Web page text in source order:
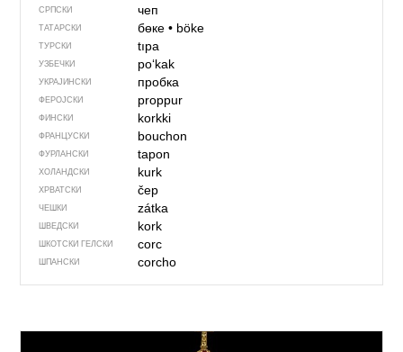
СРПСКИ чеп
ТАТАРСКИ бөке• böke
ТУРСКИ tıpa
УЗБЕЧКИ po‘kak
УКРАЈИНСКИ пробка
ФЕРОЈСКИ proppur
ФИНСКИ korkki
ФРАНЦУСКИ bouchon
ФУРЛАНСКИ tapon
ХОЛАНДСКИ kurk
ХРВАТСКИ čep
ЧЕШКИ zátka
ШВЕДСКИ kork
ШКОТСКИ ГЕЛСКИ corc
ШПАНСКИ corcho